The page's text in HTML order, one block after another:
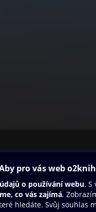
Oneplay Originály
Sport